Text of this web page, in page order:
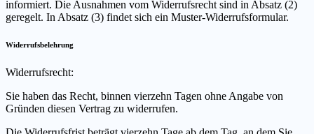
informiert. Die Ausnahmen vom Widerrufsrecht sind in Absatz (2)
geregelt. In Absatz (3) findet sich ein Muster-Widerrufsformular.
Widerrufsbelehrung
Widerrufsrecht:
Sie haben das Recht, binnen vierzehn Tagen ohne Angabe von
Gründen diesen Vertrag zu widerrufen.